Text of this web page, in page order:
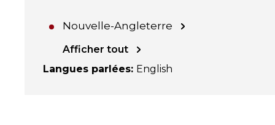
Nouvelle-Angleterre
Afficher tout
Langues parlées: English